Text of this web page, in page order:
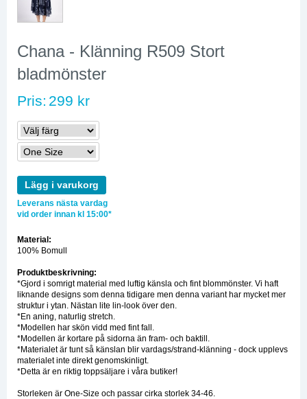
Chana - Klänning R509 Stort
bladmönster
Pris: 299 kr
Lägg i varukorg
Leverans nästa vardag
vid order innan kl 15:00*
Material:
100% Bomull
Produktbeskrivning:
*Gjord i somrigt material med luftig känsla och fint blommönster. Vi haft
liknande designs som denna tidigare men denna variant har mycket mer
struktur i ytan. Nästan lite lin-look över den.
*En aning, naturlig stretch.
*Modellen har skön vidd med fint fall.
*Modellen är kortare på sidorna än fram- och baktill.
*Materialet är tunt så känslan blir vardags/strand-klänning - dock upplevs
materialet inte direkt genomskinligt.
*Detta är en riktig toppsäljare i våra butiker!
Storleken är One-Size och passar cirka storlek 34-46.